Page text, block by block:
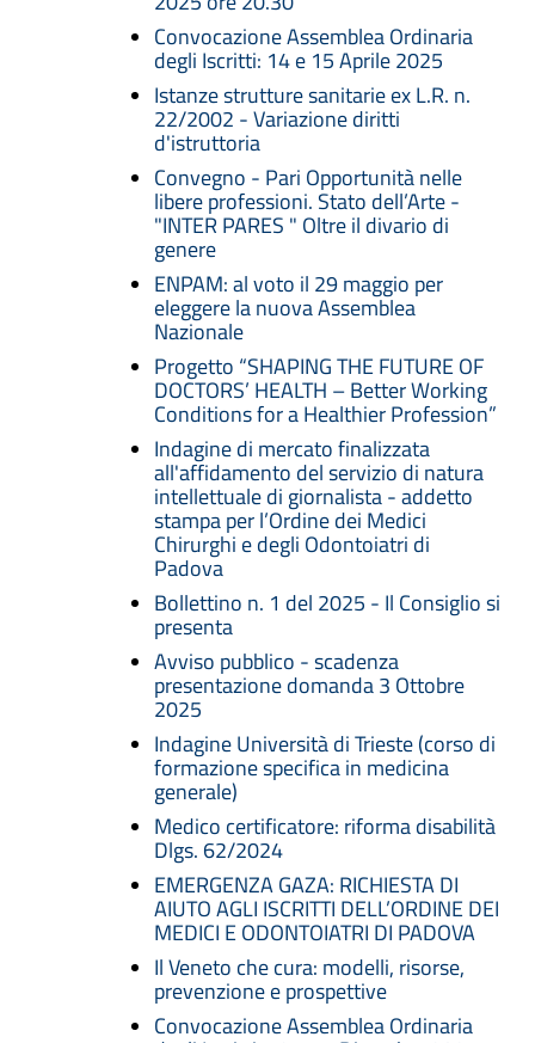
Convocazione Assemblea Ordinaria
degli Iscritti: 14 e 15 Aprile 2025
Istanze strutture sanitarie ex L.R. n.
22/2002 - Variazione diritti
d'istruttoria
Convegno - Pari Opportunità nelle
libere professioni. Stato dell’Arte -
"INTER PARES " Oltre il divario di
genere
ENPAM: al voto il 29 maggio per
eleggere la nuova Assemblea
Nazionale
Progetto “SHAPING THE FUTURE OF
DOCTORS’ HEALTH – Better Working
Conditions for a Healthier Profession”
Indagine di mercato finalizzata
all'affidamento del servizio di natura
intellettuale di giornalista - addetto
stampa per l’Ordine dei Medici
Chirurghi e degli Odontoiatri di
Padova
Bollettino n. 1 del 2025 - Il Consiglio si
presenta
Avviso pubblico - scadenza
presentazione domanda 3 Ottobre
2025
Indagine Università di Trieste (corso di
formazione specifica in medicina
generale)
Medico certificatore: riforma disabilità
Dlgs. 62/2024
EMERGENZA GAZA: RICHIESTA DI
AIUTO AGLI ISCRITTI DELL’ORDINE DEI
MEDICI E ODONTOIATRI DI PADOVA
Il Veneto che cura: modelli, risorse,
prevenzione e prospettive
Convocazione Assemblea Ordinaria